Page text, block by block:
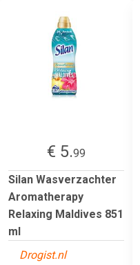
€ 5.99
Silan Wasverzachter
Aromatherapy
Relaxing Maldives 851
ml
Drogist.nl